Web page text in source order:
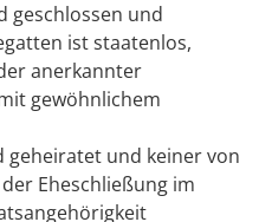
geschlossen und
ist staatenlos,
anerkannter
gewöhnlichem
geheiratet und keiner von
Eheschließung im